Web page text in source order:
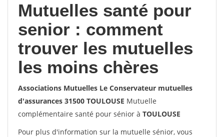
Mutuelles santé pour
senior : comment
trouver les mutuelles
les moins chères
Associations Mutuelles Le Conservateur mutuelles
d'assurances 31500 TOULOUSE Mutuelle
complémentaire santé pour sénior à TOULOUSE
Pour plus d'information sur la mutuelle sénior, vous